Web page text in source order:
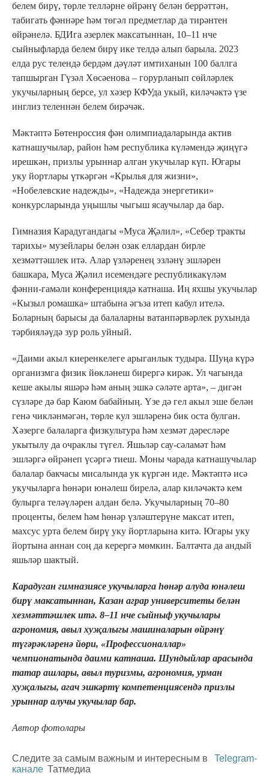
белем бирү, төрле телләрне өйрәнү белән беррәттән,
табигать фәннәре һәм төгәл предметлар да тирәнтен
өйрәнелә. БДИга әзерлек максатыннан, 10–11 нче
сыйныфларда белем бирү ике телдә алып барыла. 2023
елда рус телендә бердәм дәүләт имтиханын 100 баллга
тапшырган Гүзәл Хөсәенова – горурланып сөйләрлек
укучыларның берсе, ул хәзер КФУда укый, киләчәктә үзе
инглиз теленнән белем бирәчәк.
Мәктәптә Бөтенроссия фән олимпиадаларында актив
катнашучылар, район һәм республика күләмендә җиңүгә
ирешкән, призлы урыннар алган укучылар күп. Югары
уку йортлары үткәргән «Крылья для жизни»,
«Нобелевские надежды», «Надежда энергетики»
конкурсларында уңышлы чыгыш ясаучылар да бар.
Гимназия Карадугандагы «Муса Җәлил», «Себер тракты
тарихы» музейлары белән озак еллардан бирле
хезмәттәшлек итә. Алар үзләренең эзләнү эшләрен
башкара, Муса Җәлил исемендәге республикакүләм
фәнни-гамәли конференциядә катнаша. Иң яхшы укучылар
«Кызыл ромашка» штабына әгъза итеп кабул ителә.
Боларның барысы да балаларны ватанпәрвәрлек рухында
тәрбияләүдә зур роль уйный.
«Даими акыл киеренкелеге арыганлык тудыра. Шуңа күрә
организмга физик йөкләнеш бирергә кирәк. Ул чагында
кеше акылы яшәрә һәм аның эшкә сәләте арта», – дигән
сүзләре дә бар Каюм бабайның. Үзе дә гел акыл эше белән
генә чикләнмәгән, төрле кул эшләренә бик оста булган.
Хәзерге балаларга физкультура һәм хезмәт дәресләре
укытылу да очраклы түгел. Яшьләр сау-сәламәт һәм
эшләргә өйрәнеп үсәргә тиеш. Моны чарада катнашучылар
балалар бакчасы мисалында ук күргән иде. Мәктәптә исә
укучыларга һөнәри юнәлеш бирелә, алар киләчәктә кем
булырга теләүләрен алдан белә. Укучыларның 70–80
проценты, белем һәм һөнәр үзләштерүне максат итеп,
махсус урта белем бирү уку йортларына китә. Югары уку
йортына аннан соң да керергә мөмкин. Балтачта да андый
яшьләр шактый.
Карадуган гимназиясе укучыларга һөнәр алуда юнәлеш
бирү максатыннан, Казан аграр университеты белән
хезмәттәшлек итә. 8–11 нче сыйныф укучылары
агрономия, авыл хуҗалыгы машиналарын өйрәнү
түгәрәкләренә йөри, «Профессионаллар»
чемпионатында даими катнаша. Шундыйлар арасында
татар ашлары, авыл туризмы, агрономия, урман
хуҗалыгы, агач эшкәртү компетенциясендә призлы
урыннар алучы укучылар бар.
Автор фотолары
Следите за самым важным и интересным в
Telegram-
канале Татмедиа